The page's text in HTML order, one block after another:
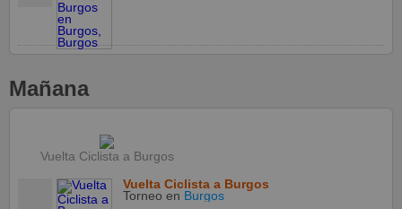
Mañana
Vuelta Ciclista a Burgos
Vuelta Ciclista a Burgos
Torneo en Burgos